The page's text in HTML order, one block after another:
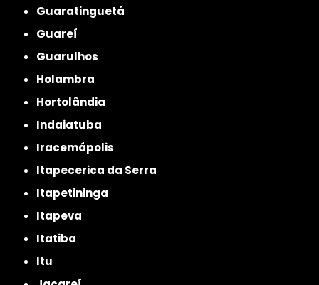
Guaratinguetá
Guareí
Guarulhos
Holambra
Hortolândia
Indaiatuba
Iracemápolis
Itapecerica da Serra
Itapetininga
Itapeva
Itatiba
Itu